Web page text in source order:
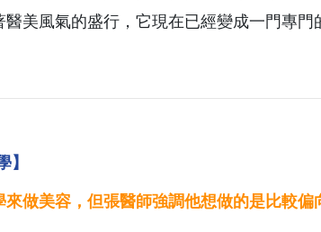
美風氣的盛行，它現在已經變成一門專門
】
做美容，但張醫師強調他想做的是比較偏